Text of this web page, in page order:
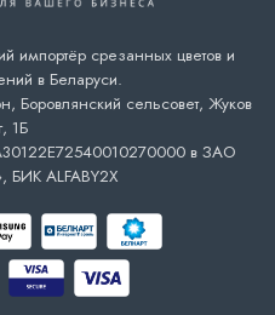
срезанных цветов и
в Беларуси.
Боровлянский сельсовет, Жуков
1Б
в ЗАО
ALFABY2X